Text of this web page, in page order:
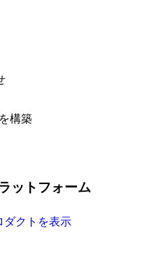
構築
ットフォーム
ダクトを表示